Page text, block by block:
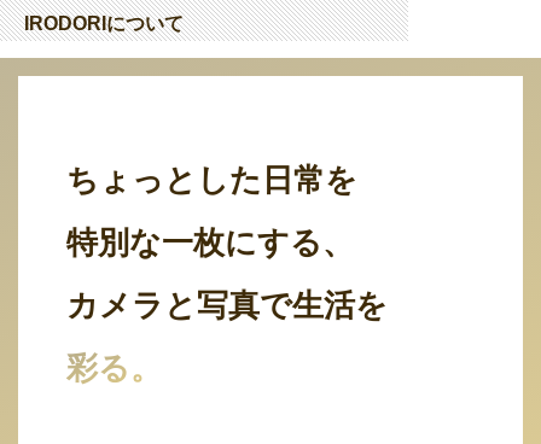
IRODORIについて
ちょっとした日常を
特別な一枚にする、
カメラと写真で生活を
彩る。